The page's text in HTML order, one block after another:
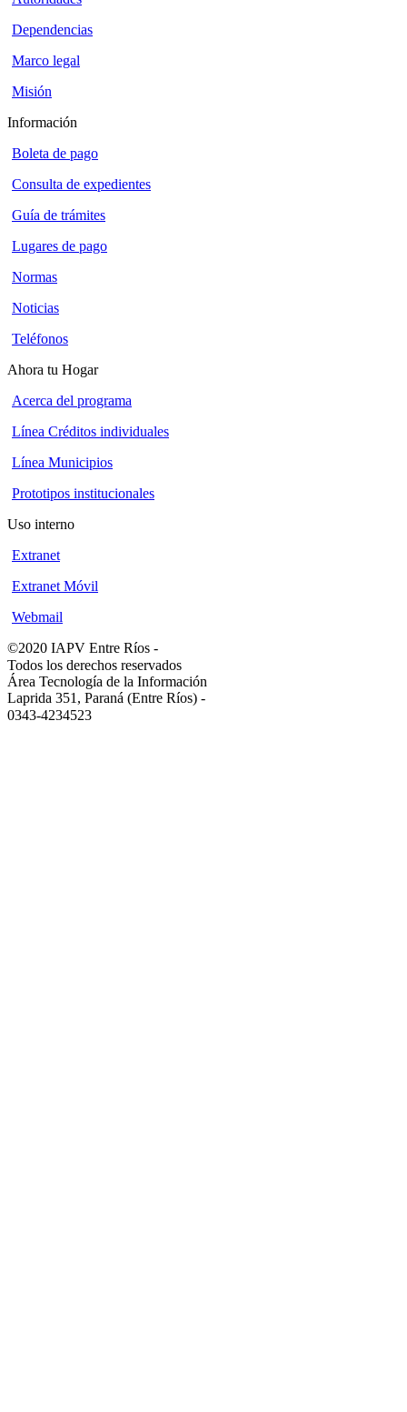
Dependencias
Marco legal
Misión
Información
Boleta de pago
Consulta de expedientes
Guía de trámites
Lugares de pago
Normas
Noticias
Teléfonos
Ahora tu Hogar
Acerca del programa
Línea Créditos individuales
Línea Municipios
Prototipos institucionales
Uso interno
Extranet
Extranet Móvil
Webmail
©2020 IAPV Entre Ríos -
Todos los derechos reservados
Área Tecnología de la Información
Laprida 351, Paraná (Entre Ríos) -
0343-4234523